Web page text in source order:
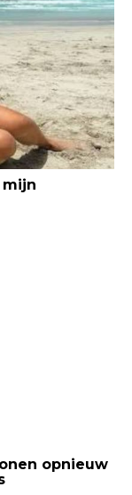
mijn
opnieuw